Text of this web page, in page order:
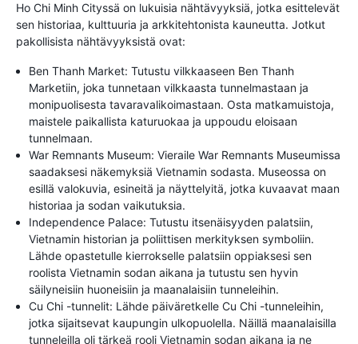
Ho Chi Minh Cityssä on lukuisia nähtävyyksiä, jotka esittelevät
sen historiaa, kulttuuria ja arkkitehtonista kauneutta. Jotkut
pakollisista nähtävyyksistä ovat:
Ben Thanh Market: Tutustu vilkkaaseen Ben Thanh
Marketiin, joka tunnetaan vilkkaasta tunnelmastaan ja
monipuolisesta tavaravalikoimastaan. Osta matkamuistoja,
maistele paikallista katuruokaa ja uppoudu eloisaan
tunnelmaan.
War Remnants Museum: Vieraile War Remnants Museumissa
saadaksesi näkemyksiä Vietnamin sodasta. Museossa on
esillä valokuvia, esineitä ja näyttelyitä, jotka kuvaavat maan
historiaa ja sodan vaikutuksia.
Independence Palace: Tutustu itsenäisyyden palatsiin,
Vietnamin historian ja poliittisen merkityksen symboliin.
Lähde opastetulle kierrokselle palatsiin oppiaksesi sen
roolista Vietnamin sodan aikana ja tutustu sen hyvin
säilyneisiin huoneisiin ja maanalaisiin tunneleihin.
Cu Chi -tunnelit: Lähde päiväretkelle Cu Chi -tunneleihin,
jotka sijaitsevat kaupungin ulkopuolella. Näillä maanalaisilla
tunneleilla oli tärkeä rooli Vietnamin sodan aikana ja ne